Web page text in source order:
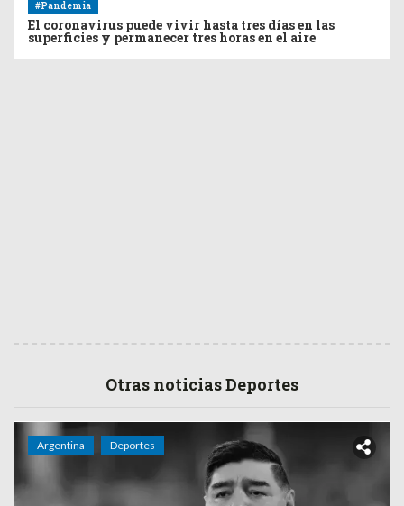
#Pandemia
El coronavirus puede vivir hasta tres días en las
superficies y permanecer tres horas en el aire
Otras noticias Deportes
Argentina Deportes